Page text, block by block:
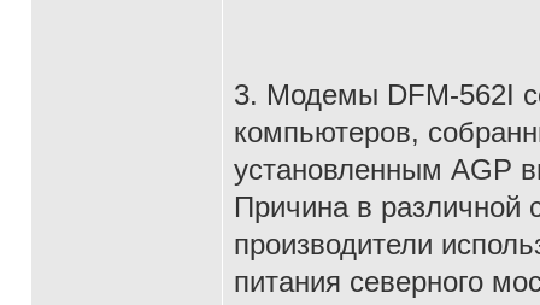
3. Модемы DFM-562I
компьютеров,
установленным AGP
Причина в различной
производители
питания северного